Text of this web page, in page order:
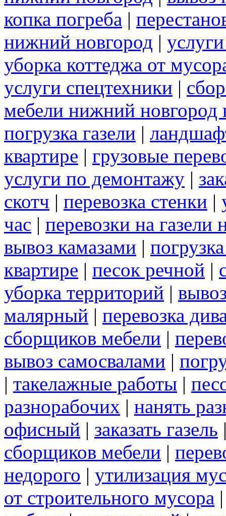
копка погреба |
нижний новгород |
уборка коттеджа от
услуги спецтехники |
мебели нижний новгород
погрузка газели |
квартире | грузовые
услуги по демонтажу |
скотч | перевозка стенки |
час | перевозки на
вывоз камазами |
квартире | песок речной |
уборка территорий |
малярный | перевозка
сборщиков мебели |
вывоз самосвалами |
| такелажные работы |
разнорабочих | нанять
офисный | заказать газель
сборщиков мебели |
недорого | утилизация
от строительного мусора